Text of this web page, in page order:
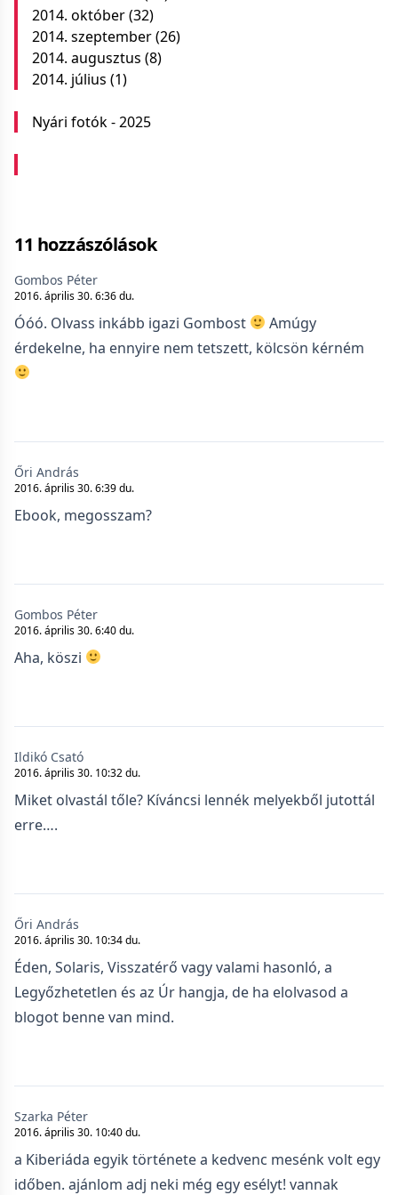
2014. október(32)
2014. szeptember(26)
2014. augusztus (8)
2014. július (1)
Nyári fotók - 2025
11 hozzászólások
Gombos Péter
2016. április 30. 6:36 du.
Óóó. Olvass inkább igazi Gombost
Amúgy
érdekelne, ha ennyire nem tetszett, kölcsön kérném
Őri András
2016. április 30. 6:39 du.
Ebook, megosszam?
Gombos Péter
2016. április 30. 6:40 du.
Aha, köszi
Ildikó Csató
2016. április 30. 10:32 du.
Miket olvastál tőle? Kíváncsi lennék melyekből jutottál
erre….
Őri András
2016. április 30. 10:34 du.
Éden, Solaris, Visszatérő vagy valami hasonló, a
Legyőzhetetlen és az Úr hangja, de ha elolvasod a
blogot benne van mind.
Szarka Péter
2016. április 30. 10:40 du.
a Kiberiáda egyik története a kedvenc mesénk volt egy
időben. ajánlom adj neki még egy esélyt! vannak